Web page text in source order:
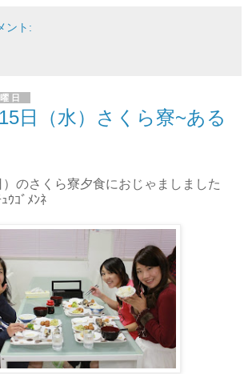
ント:
日
日（水）さくら寮~ある
のさくら寮夕食におじゃましました
ｳｺﾞﾒﾝﾈ